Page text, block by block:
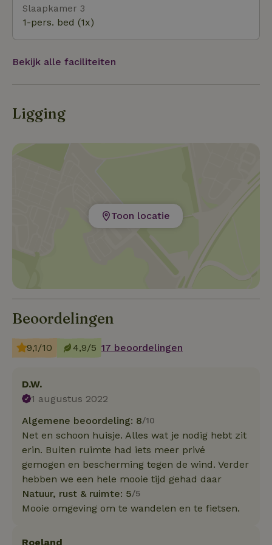
Slaapkamer 3
1-pers. bed (1x)
Bekijk alle faciliteiten
Ligging
Toon locatie
Beoordelingen
9,1/10 4,9/5 17 beoordelingen
D.W.
1 augustus 2022
Algemene beoordeling: 8/10
Net en schoon huisje. Alles wat je nodig hebt zit
erin. Buiten ruimte had iets meer privé
gemogen en bescherming tegen de wind. Verder
hebben we een hele mooie tijd gehad daar
Natuur, rust & ruimte: 5/5
Mooie omgeving om te wandelen en te fietsen.
Roeland